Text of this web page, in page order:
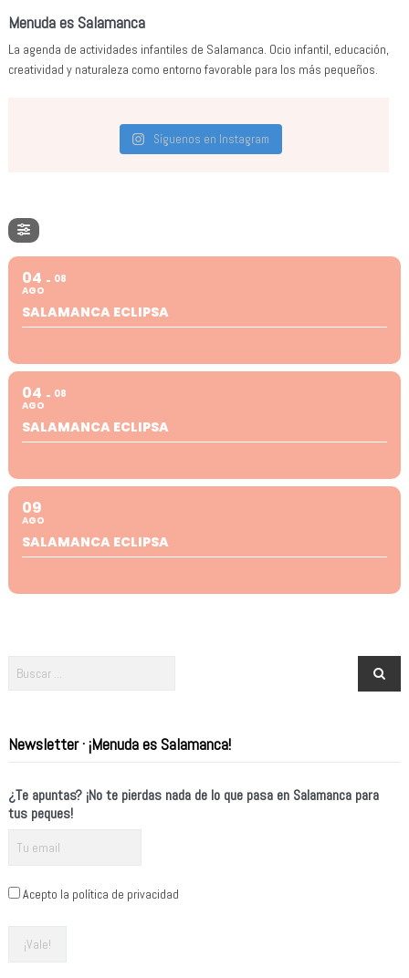
Menuda es Salamanca
La agenda de actividades infantiles de Salamanca. Ocio infantil, educación,
creatividad y naturaleza como entorno favorable para los más pequeños.
Síguenos en Instagram
04
AGO
08
SALAMANCA ECLIPSA
04
AGO
08
SALAMANCA ECLIPSA
09
AGO
SALAMANCA ECLIPSA
Newsletter · ¡Menuda es Salamanca!
¿Te apuntas? ¡No te pierdas nada de lo que pasa en Salamanca para
tus peques!
Acepto la política de privacidad